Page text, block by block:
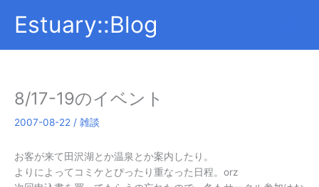
Estuary::Blog
8/17-19のイベント
2007-08-22 / 雑談
お客が来て田沢湖とか温泉とか案内したり。
よりによってコミケとぴったり重なった日程。orz